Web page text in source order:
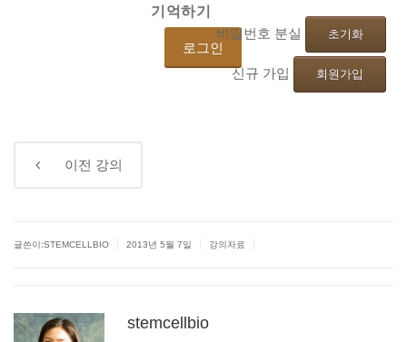
기억하기
비밀번호 분실 초기화
신규 가입 회원가입
이전 강의
글쓴이:STEMCELLBIO 2013년 5월 7일 강의자료
stemcellbio